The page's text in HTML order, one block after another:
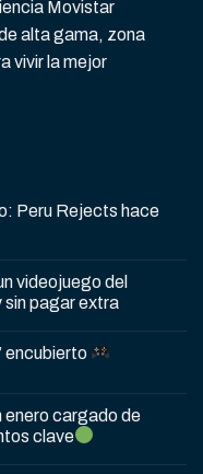
Movistar
alta gama, zona
vivir la mejor
Peru Rejects hace
videojuego del
pagar extra
encubierto
enero cargado de
clave